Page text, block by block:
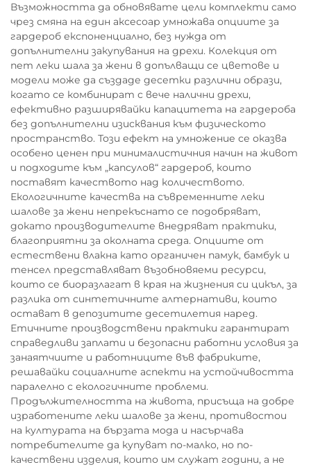
Възможността да обновявате цели комплекти само
чрез смяна на един аксесоар умножава опциите за
гардероб експоненциално, без нужда от
допълнителни закупувания на дрехи. Колекция от
пет леки шала за жени в допълващи се цветове и
модели може да създаде десетки различни образи,
когато се комбинират с вече налични дрехи,
ефективно разширявайки капацитета на гардероба
без допълнителни изисквания към физическото
пространство. Този ефект на умножение се оказва
особено ценен при минималистичния начин на живот
и подходите към „капсулов“ гардероб, които
поставят качеството над количеството.
Екологичните качества на съвременните леки
шалове за жени непрекъснато се подобряват,
докато производителите внедряват практики,
благоприятни за околната среда. Опциите от
естествени влакна като органичен памук, бамбук и
тенсел представляват възобновяеми ресурси,
които се биоразлагат в края на жизнения си цикъл, за
разлика от синтетичните алтернативи, които
остават в депозитите десетилетия наред.
Етичните производствени практики гарантират
справедливи заплати и безопасни работни условия за
занаятчиите и работниците във фабриките,
решавайки социалните аспекти на устойчивостта
паралелно с екологичните проблеми.
Продължителността на живота, присъща на добре
изработените леки шалове за жени, противостои
на културата на бързата мода и насърчава
потребителите да купуват по-малко, но по-
качествени изделия, които им служат години, а не